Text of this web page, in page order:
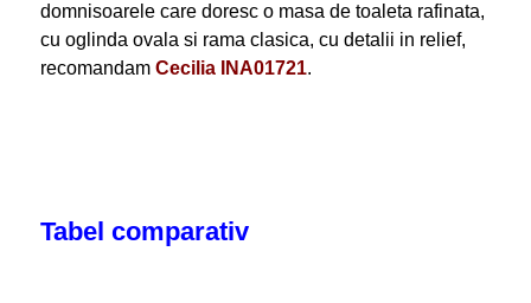
domnisoarele care doresc o masa de toaleta rafinata,
cu oglinda ovala si rama clasica, cu detalii in relief,
recomandam Cecilia INA01721.
Tabel comparativ